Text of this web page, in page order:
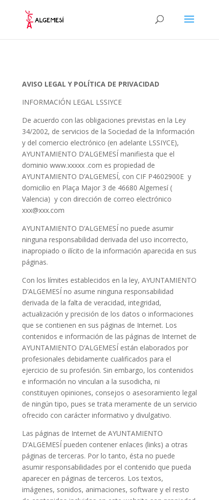
AVISO LEGAL Y POLÍTICA DE PRIVACIDAD
INFORMACIÓN LEGAL LSSIYCE
De acuerdo con las obligaciones previstas en la Ley
34/2002, de servicios de la Sociedad de la Información
y del comercio electrónico (en adelante LSSIYCE),
AYUNTAMIENTO D’ALGEMESÍ manifiesta que el
dominio www.xxxxx .com es propiedad de
AYUNTAMIENTO D’ALGEMESÍ, con CIF P4602900E y
domicilio en Plaça Major 3 de 46680 Algemesí (
Valencia) y con dirección de correo electrónico
xxx@xxx.com
AYUNTAMIENTO D’ALGEMESÍ no puede asumir
ninguna responsabilidad derivada del uso incorrecto,
inapropiado o ilícito de la información aparecida en sus
páginas.
Con los límites establecidos en la ley, AYUNTAMIENTO
D’ALGEMESÍ no asume ninguna responsabilidad
derivada de la falta de veracidad, integridad,
actualización y precisión de los datos o informaciones
que se contienen en sus páginas de Internet. Los
contenidos e información de las páginas de Internet de
AYUNTAMIENTO D’ALGEMESÍ están elaborados por
profesionales debidamente cualificados para el
ejercicio de su profesión. Sin embargo, los contenidos
e información no vinculan a la susodicha, ni
constituyen opiniones, consejos o asesoramiento legal
de ningún tipo, pues se trata meramente de un servicio
ofrecido con carácter informativo y divulgativo.
Las páginas de Internet de AYUNTAMIENTO
D’ALGEMESÍ pueden contener enlaces (links) a otras
páginas de terceras. Por lo tanto, ésta no puede
asumir responsabilidades por el contenido que pueda
aparecer en páginas de terceros. Los textos,
imágenes, sonidos, animaciones, software y el resto